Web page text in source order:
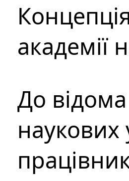
академії
До
наукових